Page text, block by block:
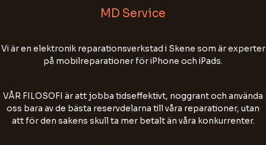
MD Service
Vi är en elektronik reparationsverkstad i Skene som är experter
på mobilreparationer för iPhone och iPads.
VÅR FILOSOFI är att jobba tidseffektivt, noggrant och använda
oss bara av de bästa reservdelarna till våra reparationer, utan
att för den sakens skull ta mer betalt än våra konkurrenter.
Välkommen till MD Service!
Fyll i ditt namn, tel nr och din e-postadress för
Chatten kan sparas för att förbättra vår
kundservice. Skriv inte personnummer, lösenord